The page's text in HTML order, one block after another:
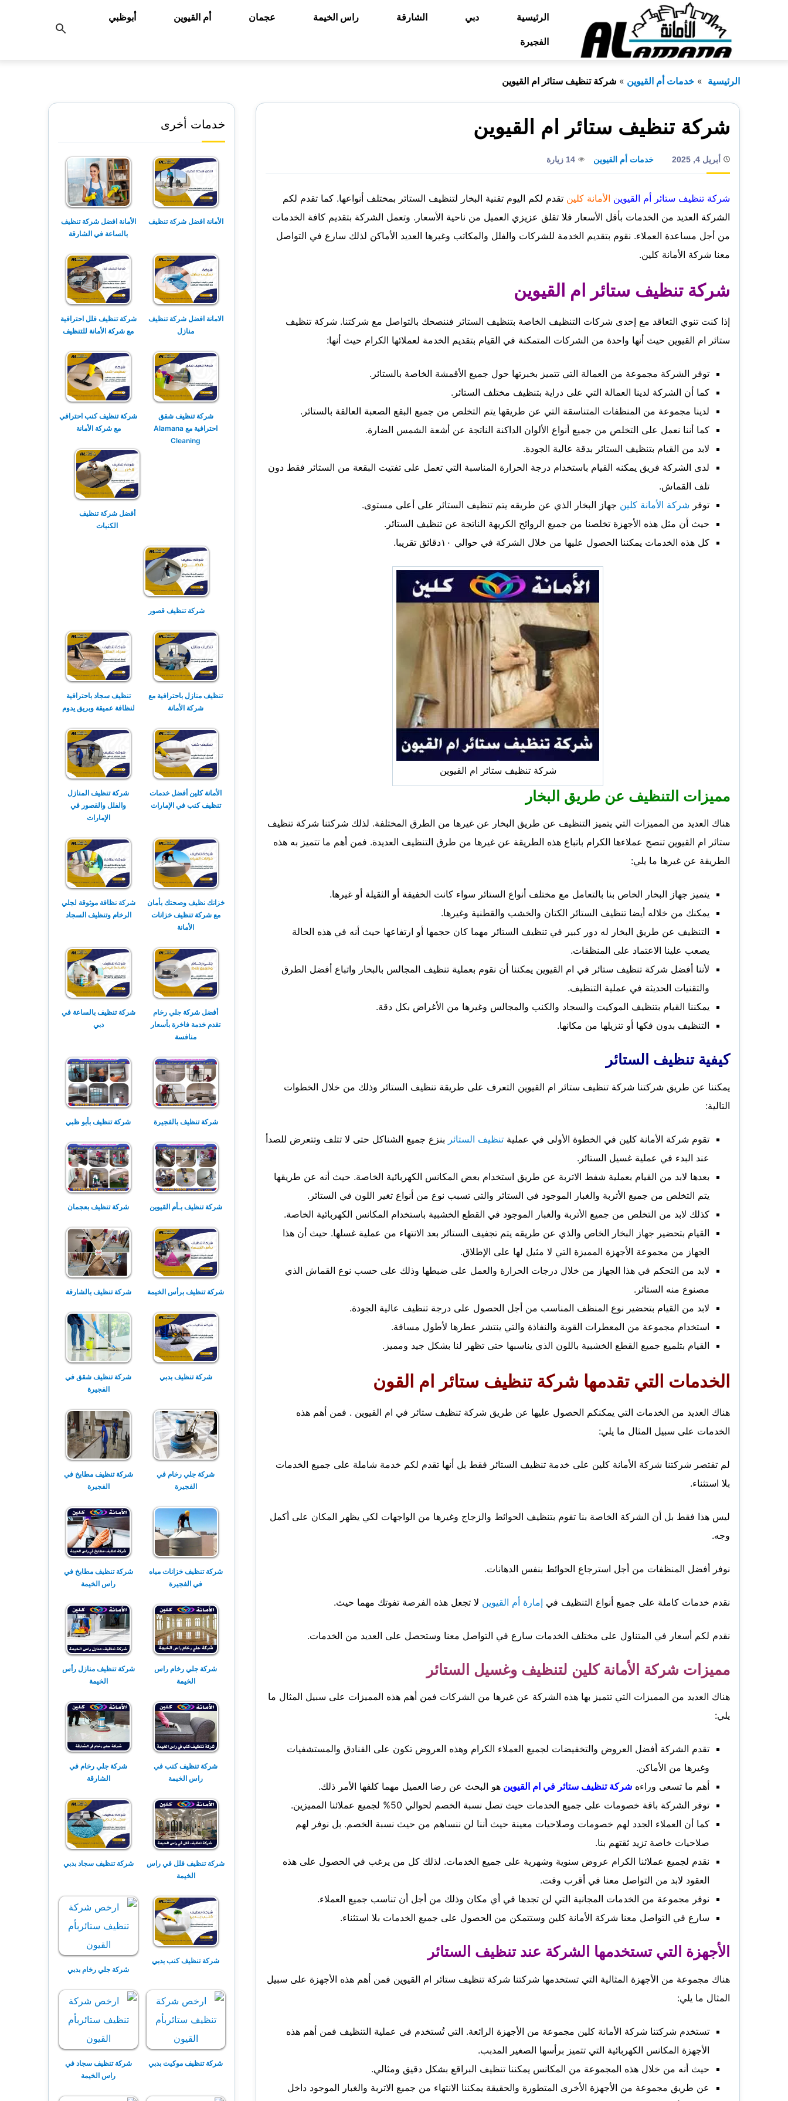
الرئيسية دبي الشارقة راس الخيمة عجمان أم القيوين أبوظبي
الفجيرة
الرئيسية خدمات أم القيوين شركة تنظيف ستائر ام القيوين
شركة تنظيف ستائر ام القيوين
أبريل 4, 2025 خدمات أم القيوين 14 زيارة
شركة تنظيف ستائر أم القيوين الأمانة كلين تقدم لكم اليوم تقنية البخار لتنظيف الستائر بمختلف أنواعها. كما تقدم لكم
الشركة العديد من الخدمات بأقل الأسعار فلا تقلق عزيزي العميل من ناحية الأسعار. وتعمل الشركة بتقديم كافة الخدمات
من أجل مساعدة العملاء. نقوم بتقديم الخدمة للشركات والفلل والمكاتب وغيرها العديد الأماكن لذلك سارع في التواصل
معنا شركة الأمانة كلين.
شركة تنظيف ستائر ام القيوين
إذا كنت تنوي التعاقد مع إحدى شركات التنظيف الخاصة بتنظيف الستائر فننصحك بالتواصل مع شركتنا. شركة تنظيف
ستائر ام القيوين حيث أنها واحدة من الشركات المتمكنة في القيام بتقديم الخدمة لعملائها الكرام حيث أنها:
توفر الشركة مجموعة من العمالة التي تتميز بخبرتها حول جميع الأقمشة الخاصة بالستائر.
كما أن الشركة لدينا العمالة التي على دراية بتنظيف مختلف الستائر.
لدينا مجموعة من المنظفات المتناسقة التي عن طريقها يتم التخلص من جميع البقع الصعبة العالقة بالستائر.
كما أننا نعمل على التخلص من جميع أنواع الألوان الداكنة الناتجة عن أشعة الشمس الضارة.
لابد من القيام بتنظيف الستائر بدقة عالية الجودة.
لدى الشركة فريق يمكنه القيام باستخدام درجة الحرارة المناسبة التي تعمل على تفتيت البقعة من الستائر فقط دون
تلف القماش.
توفر شركة الأمانة كلين جهاز البخار الذي عن طريقه يتم تنظيف الستائر على أعلى مستوى.
حيث أن مثل هذه الأجهزة تخلصنا من جميع الروائح الكريهة الناتجة عن تنظيف الستائر.
كل هذه الخدمات يمكننا الحصول عليها من خلال الشركة في حوالي ١٠دقائق تقريبا.
شركة تنظيف ستائر ام القيوين
مميزات التنظيف عن طريق البخار
هناك العديد من المميزات التي يتميز التنظيف عن طريق البخار عن غيرها من الطرق المختلفة. لذلك شركتنا شركة تنظيف
ستائر ام القيوين تنصح عملاءها الكرام باتباع هذه الطريقة عن غيرها من طرق التنظيف العديدة. فمن أهم ما تتميز به هذه
الطريقة عن غيرها ما يلي:
يتميز جهاز البخار الخاص بنا بالتعامل مع مختلف أنواع الستائر سواء كانت الخفيفة أو الثقيلة أو غيرها.
يمكنك من خلاله أيضا تنظيف الستائر الكتان والخشب والقطنية وغيرها.
التنظيف عن طريق البخار له دور كبير في تنظيف الستائر مهما كان حجمها أو ارتفاعها حيث أنه في هذه الحالة
يصعب علينا الاعتماد على المنظفات.
لأننا أفضل شركة تنظيف ستائر في ام القيوين يمكننا أن نقوم بعملية تنظيف المجالس بالبخار واتباع أفضل الطرق
والتقنيات الحديثة في عملية التنظيف.
يمكننا القيام بتنظيف الموكيت والسجاد والكنب والمجالس وغيرها من الأغراض بكل دقة.
التنظيف بدون فكها أو تنزيلها من مكانها.
كيفية تنظيف الستائر
يمكننا عن طريق شركتنا شركة تنظيف ستائر ام القيوين التعرف على طريقة تنظيف الستائر وذلك من خلال الخطوات
التالية:
تقوم شركة الأمانة كلين في الخطوة الأولى في عملية تنظيف الستائر بنزع جميع الشناكل حتى لا تتلف وتتعرض للصدأ
عند البدء في عملية غسيل الستائر.
بعدها لابد من القيام بعملية شفط الاتربة عن طريق استخدام بعض المكانس الكهربائية الخاصة. حيث أنه عن طريقها
يتم التخلص من جميع الأتربة والغبار الموجود في الستائر والتي تسبب نوع من أنواع تغير اللون في الستائر.
كذلك لابد من التخلص من جميع الأتربة والغبار الموجود في القطع الخشبية باستخدام المكانس الكهربائية الخاصة.
القيام بتحضير جهاز البخار الخاص والذي عن طريقه يتم تجفيف الستائر بعد الانتهاء من عملية غسلها. حيث أن هذا
الجهاز من مجموعة الأجهزة المميزة التي لا مثيل لها على الإطلاق.
لابد من التحكم في هذا الجهاز من خلال درجات الحرارة والعمل على ضبطها وذلك على حسب نوع القماش الذي
مصنوع منه الستائر.
لابد من القيام بتحضير نوع المنظف المناسب من أجل الحصول على درجة تنظيف عالية الجودة.
استخدام مجموعة من المعطرات القوية والنفاذة والتي ينتشر عطرها لأطول مسافة.
القيام بتلميع جميع القطع الخشبية باللون الذي يناسبها حتى تظهر لنا بشكل جيد ومميز.
الخدمات التي تقدمها شركة تنظيف ستائر ام القون
هناك العديد من الخدمات التي يمكنكم الحصول عليها عن طريق شركة تنظيف ستائر في ام القيوين . فمن أهم هذه
الخدمات على سبيل المثال ما يلي:
لم تقتصر شركتنا شركة الأمانة كلين على خدمة تنظيف الستائر فقط بل أنها تقدم لكم خدمة شاملة على جميع الخدمات
بلا استثناء.
ليس هذا فقط بل أن الشركة الخاصة بنا تقوم بتنظيف الحوائط والزجاج وغيرها من الواجهات لكي يظهر المكان على أكمل
وجه.
نوفر أفضل المنظفات من أجل استرجاع الحوائط بنفس الدهانات.
نقدم خدمات كاملة على جميع أنواع التنظيف في إمارة أم القيوين لا تجعل هذه الفرصة تفوتك مهما حيث.
نقدم لكم أسعار في المتناول على مختلف الخدمات سارع في التواصل معنا وستحصل على العديد من الخدمات.
مميزات شركة الأمانة كلين لتنظيف وغسيل الستائر
هناك العديد من المميزات التي تتميز بها هذه الشركة عن غيرها من الشركات فمن أهم هذه المميزات على سبيل المثال ما
يلي:
تقدم الشركة أفضل العروض والتخفيضات لجميع العملاء الكرام وهذه العروض تكون على الفنادق والمستشفيات
وغيرها من الأماكن.
أهم ما تسعى وراءه شركة تنظيف ستائر في ام القيوين هو البحث عن رضا العميل مهما كلفها الأمر ذلك.
توفر الشركة باقة خصومات على جميع الخدمات حيث تصل نسبة الخصم لحوالي 50% لجميع عملائنا المميزين.
كما أن العملاء الجدد لهم خصومات وصلاحيات معينة حيث أننا لن ننساهم من حيث نسبة الخصم. بل نوفر لهم
صلاحيات خاصة تزيد ثقتهم بنا.
نقدم لجميع عملائنا الكرام عروض سنوية وشهرية على جميع الخدمات. لذلك كل من يرغب في الحصول على هذه
العقود لابد من التواصل معنا في أقرب وقت.
نوفر مجموعة من الخدمات المجانية التي لن تجدها في أي مكان وذلك من أجل أن تناسب جميع العملاء.
سارع في التواصل معنا شركة الأمانة كلين وستتمكن من الحصول على جميع الخدمات بلا استثناء.
الأجهزة التي تستخدمها الشركة عند تنظيف الستائر
هناك مجموعة من الأجهزة المثالية التي تستخدمها شركتنا شركة تنظيف ستائر ام القيوين فمن أهم هذه الأجهزة على سبيل
المثال ما يلي:
تستخدم شركتنا شركة الأمانة كلين مجموعة من الأجهزة الرائعة. التي تُستخدم في عملية التنظيف فمن أهم هذه
الأجهزة المكانس الكهربائية التي تتميز برأسها الصغير المدبب.
حيث أنه من خلال هذه المجموعة من المكانس يمكننا تنظيف البراقع بشكل دقيق ومثالي.
عن طريق مجموعة من الأجهزة الأخرى المتطورة والحقيقة يمكننا الانتهاء من جميع الاتربة والغبار الموجود داخل
خدمات أخرى
الأمانة افضل شركة تنظيف
الأمانة افضل شركة تنظيف
بالساعة في الشارقة
الامانة افضل شركة تنظيف
منازل
شركة تنظيف فلل احترافية
مع شركة الأمانة للتنظيف
شركة تنظيف شقق
احترافية مع Alamana
Cleaning
شركة تنظيف كنب احترافي
مع شركة الأمانة
أفضل شركة تنظيف
الكنبات
شركة تنظيف قصور
تنظيف منازل باحترافية مع
شركة الأمانة
تنظيف سجاد باحترافية
لنظافة عميقة وبريق يدوم
الأمانة كلين أفضل خدمات
تنظيف كنب في الإمارات
شركة تنظيف المنازل
والفلل والقصور في
الإمارات
خزانك نظيف وصحتك بأمان
مع شركة تنظيف خزانات
الأمانة
شركة نظافة موثوقة لجلي
الرخام وتنظيف السجاد
أفضل شركة جلي رخام
تقدم خدمة فاخرة بأسعار
منافسة
شركة تنظيف بالساعة في
دبي
شركة تنظيف بالفجيرة شركة تنظيف بأبو ظبي
شركة تنظيف بـأم القيوين شركة تنظيف بعجمان
شركة تنظيف برأس الخيمة شركة تنظيف بالشارقة
شركة تنظيف بدبي
شركة تنظيف شقق في
الفجيرة
شركة جلي رخام في
الفجيرة
شركة تنظيف مطابخ في
الفجيرة
شركة تنظيف خزانات مياه
في الفجيرة
شركة تنظيف مطابخ في
راس الخيمة
شركة جلي رخام راس
الخيمة
شركة تنظيف منازل رأس
الخيمة
شركة تنظيف كنب في
راس الخيمة
شركة جلي رخام في
الشارقة
شركة تنظيف فلل في راس
الخيمة
شركة تنظيف سجاد بدبي
شركة تنظيف كنب بدبي
شركة جلي رخام بدبي
شركة تنظيف موكيت بدبي
شركة تنظيف سجاد في
راس الخيمة